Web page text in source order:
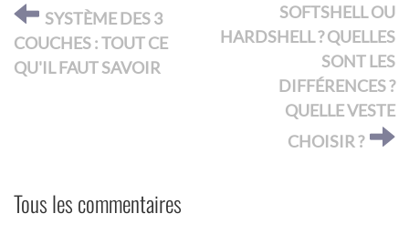
SYSTÈME DES 3
COUCHES : TOUT CE
QU'IL FAUT SAVOIR
SOFTSHELL OU
HARDSHELL ? QUELLES
SONT LES
DIFFÉRENCES ?
QUELLE VESTE
CHOISIR ?
Tous les commentaires